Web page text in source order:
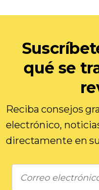
qué se
Reciba consejos
electrónico,
directamente en